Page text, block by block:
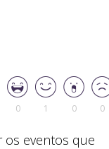
0 1 0 0
os eventos que